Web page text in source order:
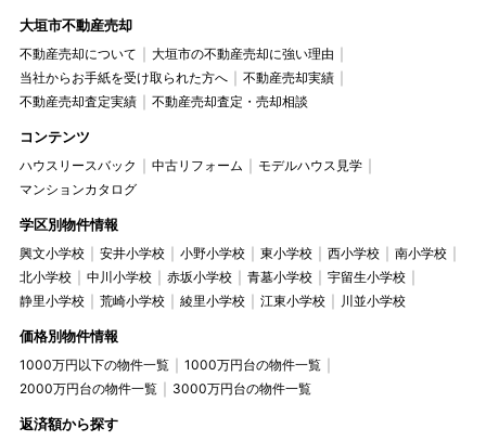
大垣市不動産売却
不動産売却について
大垣市の不動産売却に強い理由
当社からお手紙を受け取られた方へ
不動産売却実績
不動産売却査定実績
不動産売却査定・売却相談
コンテンツ
ハウスリースバック 中古リフォーム
モデルハウス見学
マンションカタログ
学区別物件情報
興文小学校 安井小学校 小野小学校 東小学校 西小学校
南小学校
北小学校
中川小学校 赤坂小学校 青墓小学校
宇留生小学校
静里小学校
荒崎小学校 綾里小学校 江東小学校 川並小学校
価格別物件情報
1000万円以下の物件一覧
1000万円台の物件一覧
2000万円台の物件一覧
3000万円台の物件一覧
返済額から探す